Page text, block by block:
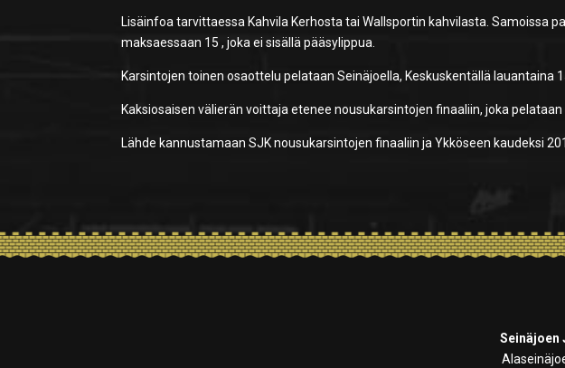
Lisäinfoa tarvittaessa Kahvila Kerhosta tai Wallsportin kahvilasta. Samoissa
maksaessaan 15 , joka ei sisällä pääsylippua.
Karsintojen toinen osaottelu pelataan Seinäjoella, Keskuskentällä lauantaina
Kaksiosaisen välierän voittaja etenee nousukarsintojen finaaliin, joka
Lähde kannustamaan SJK nousukarsintojen finaaliin ja Ykköseen kaudeksi
Seinäjoen